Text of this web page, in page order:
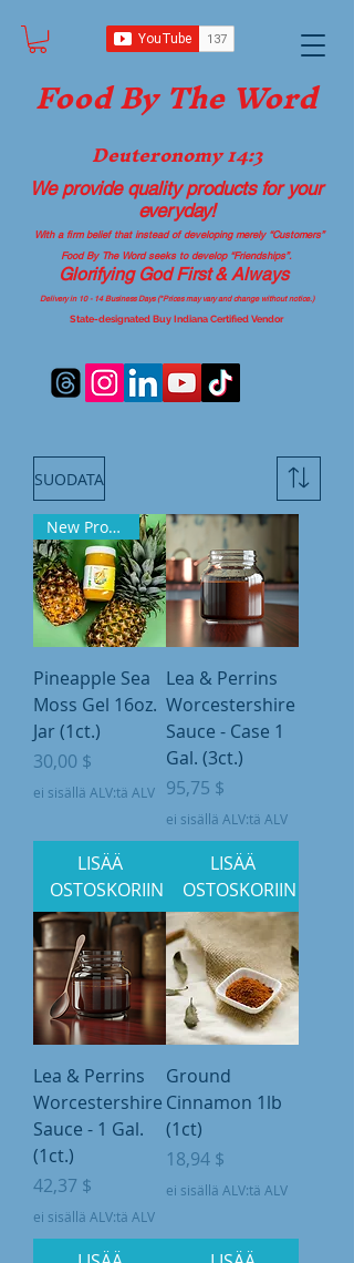
Food By The Word
Deuteronomy 14:3
We provide quality productsfor your
everyday!
With a firm belief that instead of developing merely “Customers”
Food By The Word seeks to develop “Friendships”.
Glorifying God First & Always
Delivery in 10 - 14 Business Days (*Prices may vary and change without notice.)
State-designated Buy Indiana Certified Vendor
SUODATA
New Product
Pineapple Sea
Moss Gel 16oz.
Jar (1ct.)
Hinta
30,00 $
ei sisällä ALV:tä ALV
LISÄÄ
OSTOSKORIIN
Lea & Perrins
Worcestershire
Sauce - Case 1
Gal. (3ct.)
Hinta
95,75 $
ei sisällä ALV:tä ALV
LISÄÄ
OSTOSKORIIN
Lea & Perrins
Worcestershire
Sauce - 1 Gal.
(1ct.)
Hinta
42,37 $
ei sisällä ALV:tä ALV
Ground
Cinnamon 1lb
(1ct)
Hinta
18,94 $
ei sisällä ALV:tä ALV